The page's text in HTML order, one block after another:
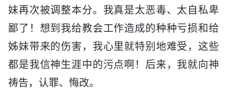
妹再次被调整本分。我真是太恶毒、太自私卑
鄙了！想到我给教会工作造成的种种亏损和给
姊妹带来的伤害，我心里就特别地难受，这些
都是我信神生涯中的污点啊！后来，我就向神
祷告，认罪、悔改。